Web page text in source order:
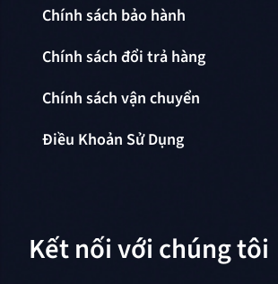
Chính sách bảo hành
Chính sách đổi trả hàng
Chính sách vận chuyển
Điều Khoản Sử Dụng
Kết nối với chúng tôi